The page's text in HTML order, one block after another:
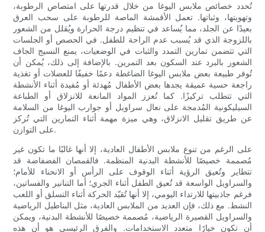
تُحدد خصائص ملابس اليوغا من خلال قدرتها على امتصاص الرطوبة،
وتهويتها، وثباتها. تعمل الأقمشة الماصة للرطوبة على سحب العرق
بعيدًا عن الجلد، مما يُساعد في تنظيم درجة الحرارة ويُقلل من الشعور
باللزوجة الذي قد يُسبب عدم الراحة للطفل. في الحصص أو الجلسات
التي تتضمن تمارين التمدد والثبات في الوضعيات، يمنع النسيج الجاف
الشعور بالبرد عند السكون بعد التمرين. بالإضافة إلى ذلك، يُمكن أن
تُوفر طبيعة بعض ملابس اليوغا الضاغطة دعمًا خفيفًا للعضلات أو تغذية
راجعة حسية عميقة يجدها بعض الأطفال مُهدئة أو مُفيدة أثناء الأنشطة
التي تتطلب تركيزًا. كما تُعزز المواد المانعة للانزلاق أو الطباعة
السيليكونية المُدمجة على نعال سراويل أو جوارب اليوغا من السلامة
عن طريق تقليل الانزلاق، وهي ميزة مهمة أثناء التمارين التي تُركز
على التوازن.
على الرغم من تنوع ملابس الأطفال العادية، إلا أنها غالبًا ما تكون غير
مُصممة خصيصًا للأنشطة البدنية المنظمة. فالقمصان الفضفاضة قد
تتطاير وتُعيق الرؤية أثناء الوقوف على الرأس أو الانحناء للأمام؛
والسراويل الواسعة قد تُعيق الطفل أثناء الجري؛ أما التنانير والفساتين،
فرغم جاذبيتها للارتداء اليومي، إلا أنها تُقيّد الحركة أثناء التسلق أو اللعب
النشط. مع ذلك، فإن العديد من الملابس العادية، مثل البناطيل الرياضية
والسراويل القصيرة الرياضية، مُصممة خصيصًا للأنشطة البدنية، ويمكن
أن تكون خيارًا متعدد الاستخدامات. والفرق الرئيسي هو أن هذه